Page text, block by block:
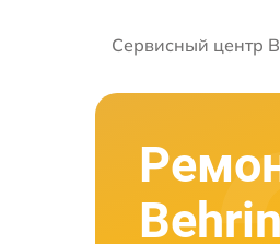
Сервисный центр